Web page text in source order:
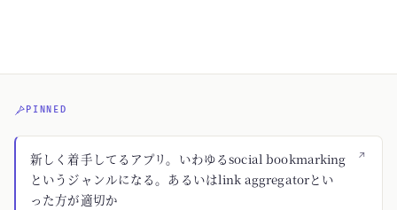
PINNED
↗
新しく着手してるアプリ。いわゆるsocial bookmarking
というジャンルになる。あるいはlink aggregatorとい
った方が適切か